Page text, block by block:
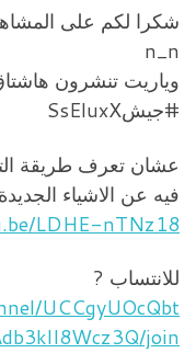
n_n
وياريت تنشرون
#جيشSsEluxX
عشان تعرف طريقة
فيه عن الاشياء الجديدة
LDHE-nTNz18
للانتساب ?
UCCgyUOcQbt
join